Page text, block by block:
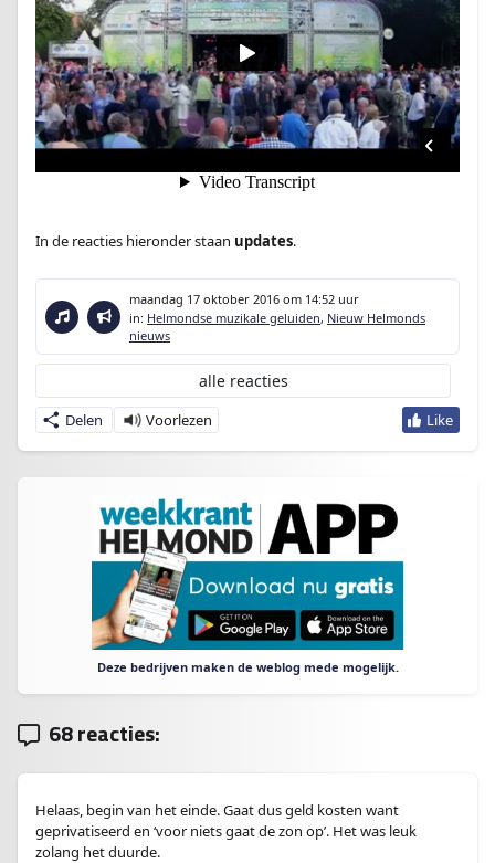
In de reacties hieronder staan updates.
maandag 17 oktober 2016 om 14:52 uur
in: Helmondse muzikale geluiden, Nieuw Helmonds
nieuws
Delen
alle reacties
Deze bedrijven maken de weblog mede mogelijk.
68 reacties:
Helaas, begin van het einde. Gaat dus geld kosten want
geprivatiseerd en ‘voor niets gaat de zon op’. Het was leuk
zolang het duurde.